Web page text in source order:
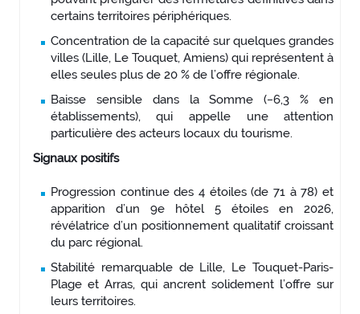
certains territoires périphériques.
Concentration de la capacité sur quelques grandes
villes (Lille, Le Touquet, Amiens) qui représentent à
elles seules plus de 20 % de l’offre régionale.
Baisse sensible dans la Somme (−6,3 % en
établissements), qui appelle une attention
particulière des acteurs locaux du tourisme.
Signaux positifs
Progression continue des 4 étoiles (de 71 à 78) et
apparition d’un 9e hôtel 5 étoiles en 2026,
révélatrice d’un positionnement qualitatif croissant
du parc régional.
Stabilité remarquable de Lille, Le Touquet-Paris-
Plage et Arras, qui ancrent solidement l’offre sur
leurs territoires.